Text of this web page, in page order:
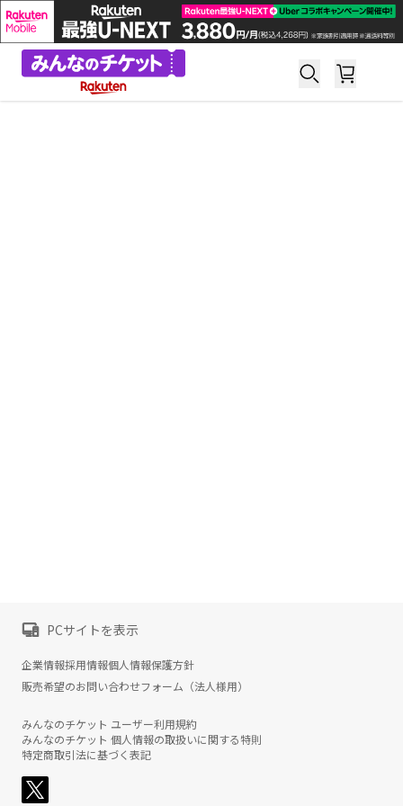
PCサイトを表示
企業情報採用情報個人情報保護方針
販売希望のお問い合わせフォーム（法人様用）
みんなのチケット ユーザー利用規約
みんなのチケット 個人情報の取扱いに関する特則
特定商取引法に基づく表記